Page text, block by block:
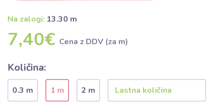
Na zalogi: 13.30 m
7,40€ Cena z DDV (za m)
Količina:
0.3 m 1 m
2 m